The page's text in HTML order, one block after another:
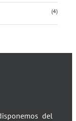
(4)
del